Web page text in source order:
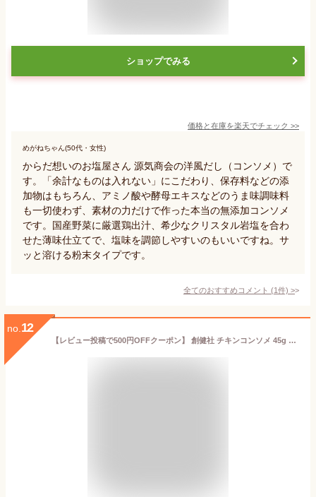
ショップでみる
価格と在庫を楽天でチェック >>
めがねちゃん(50代・女性)
からだ想いのお塩屋さん 源気商会の洋風だし（コンソメ）で
す。「余計なものは入れない」にこだわり、保存料などの添
加物はもちろん、アミノ酸や酵母エキスなどのうま味調味料
も一切使わず、素材の力だけで作った本当の無添加コンソメ
です。国産野菜に厳選鶏出汁、希少なクリスタル岩塩を合わ
せた薄味仕立てで、塩味を調節しやすいのもいいですね。サ
ッと溶ける粉末タイプです。
全てのおすすめコメント (1件) >
no. 12
【レビュー投稿で500円OFFクーポン】 創健社 チキンコンソメ 45g 10個 コンソメ 無添加チキンコンソメ 化学調味用不使用 固形 固形タイプ コンソメスープ スープ カレー シチュー ポトフ 洋風 中華 お料理 料理 調味料 ランキング 業務用 大容量 送料無料 福袋